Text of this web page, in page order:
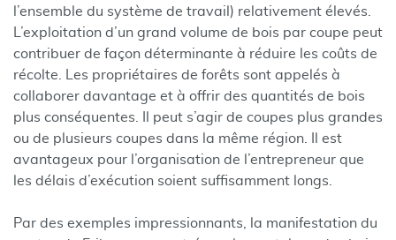
l’ensemble du système de travail) relativement élevés.
L’exploitation d’un grand volume de bois par coupe peut
contribuer de façon déterminante à réduire les coûts de
récolte. Les propriétaires de forêts sont appelés à
collaborer davantage et à offrir des quantités de bois
plus conséquentes. Il peut s’agir de coupes plus grandes
ou de plusieurs coupes dans la même région. Il est
avantageux pour l’organisation de l’entrepreneur que
les délais d’exécution soient suffisamment longs.
Par des exemples impressionnants, la manifestation du